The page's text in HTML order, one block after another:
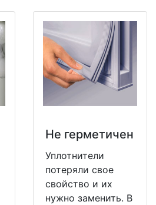
Не герметичен
Уплотнители
потеряли свое
свойство и их
нужно заменить. В